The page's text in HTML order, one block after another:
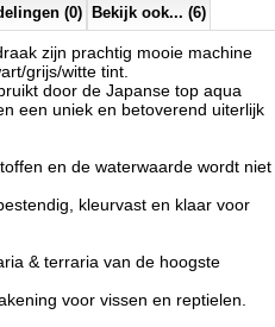
(0) Bekijk ook... (6)
zijn prachtig mooie machine
grijs/witte tint.
door de Japanse top aqua
een uniek en betoverend uiterlijk
en de waterwaarde wordt niet
kleurvast en klaar voor
& terraria van de hoogste
voor vissen en reptielen.